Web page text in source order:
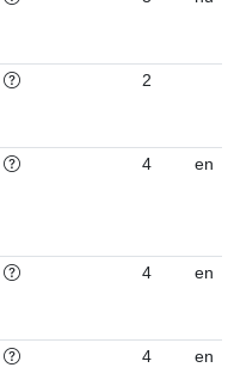
2
4 en
4 en
4 en